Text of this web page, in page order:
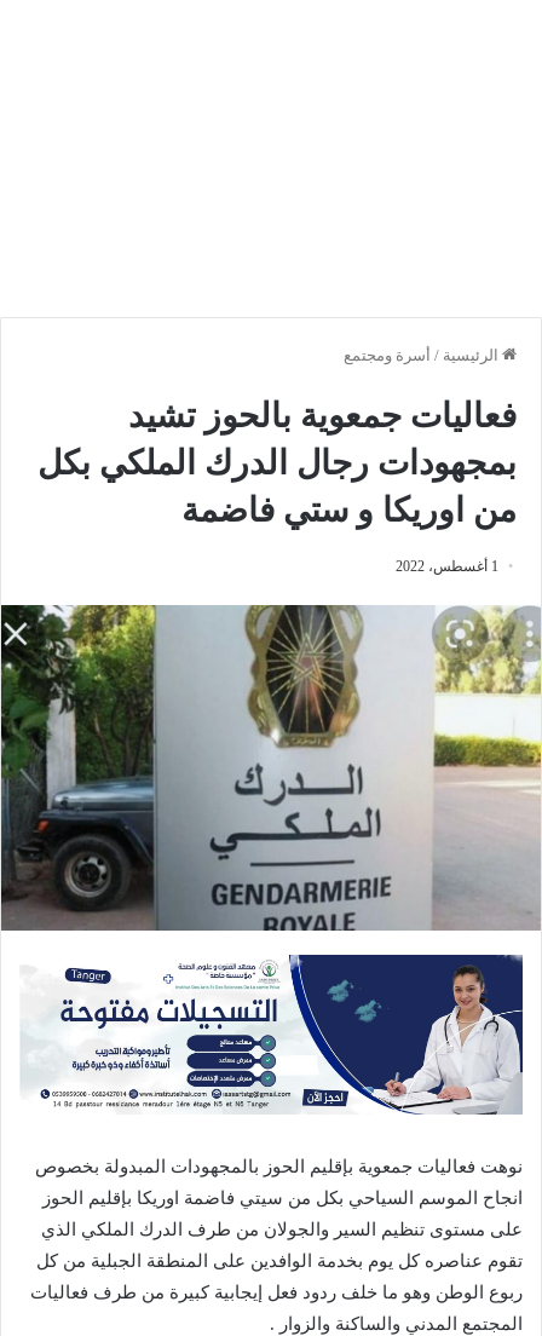
الرئيسية / أسرة ومجتمع
فعاليات جمعوية بالحوز تشيد
بمجهودات رجال الدرك الملكي بكل
من اوريكا و ستي فاضمة
1 أغسطس، 2022
نوهت فعاليات جمعوية بإقليم الحوز بالمجهودات المبدولة بخصوص
انجاح الموسم السياحي بكل من سيتي فاضمة اوريكا بإقليم الحوز
على مستوى تنظيم السير والجولان من طرف الدرك الملكي الذي
تقوم عناصره كل يوم بخدمة الوافدين على المنطقة الجبلية من كل
ربوع الوطن وهو ما خلف ردود فعل إيجابية كبيرة من طرف فعاليات
المجتمع المدني والساكنة والزوار .